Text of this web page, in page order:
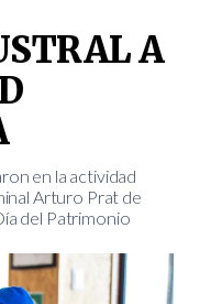
A
en la actividad
Arturo Prat de
del Patrimonio